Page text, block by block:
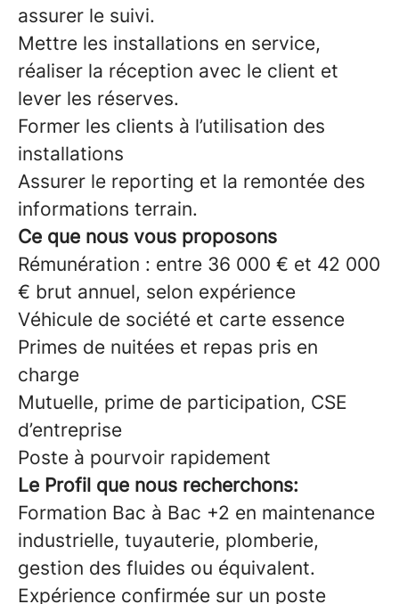
assurer le suivi.
Mettre les installations en service,
réaliser la réception avec le client et
lever les réserves.
Former les clients à l’utilisation des
installations
Assurer le reporting et la remontée des
informations terrain.
Ce que nous vous proposons
Rémunération : entre 36 000 € et 42 000
€ brut annuel, selon expérience
Véhicule de société et carte essence
Primes de nuitées et repas pris en
charge
Mutuelle, prime de participation, CSE
d’entreprise
Poste à pourvoir rapidement
Le Profil que nous recherchons:
Formation Bac à Bac +2 en maintenance
industrielle, tuyauterie, plomberie,
gestion des fluides ou équivalent.
Expérience confirmée sur un poste